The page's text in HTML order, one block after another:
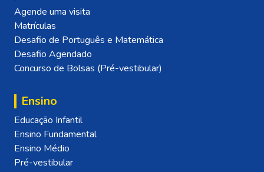
Agende uma visita
Matrículas
Desafio de Português e Matemática
Desafio Agendado
Concurso de Bolsas (Pré-vestibular)
Ensino
Educação Infantil
Ensino Fundamental
Ensino Médio
Pré-vestibular